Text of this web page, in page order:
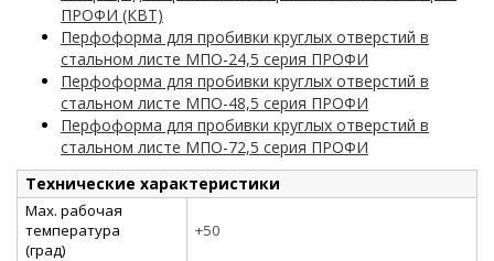
ПРОФИ (КВТ)
Перфоформа для пробивки круглых отверстий в
стальном листе МПО-24,5 серия ПРОФИ
Перфоформа для пробивки круглых отверстий в
стальном листе МПО-48,5 серия ПРОФИ
Перфоформа для пробивки круглых отверстий в
стальном листе МПО-72,5 серия ПРОФИ
Технические характеристики
Max. рабочая
температура
(град)
+50